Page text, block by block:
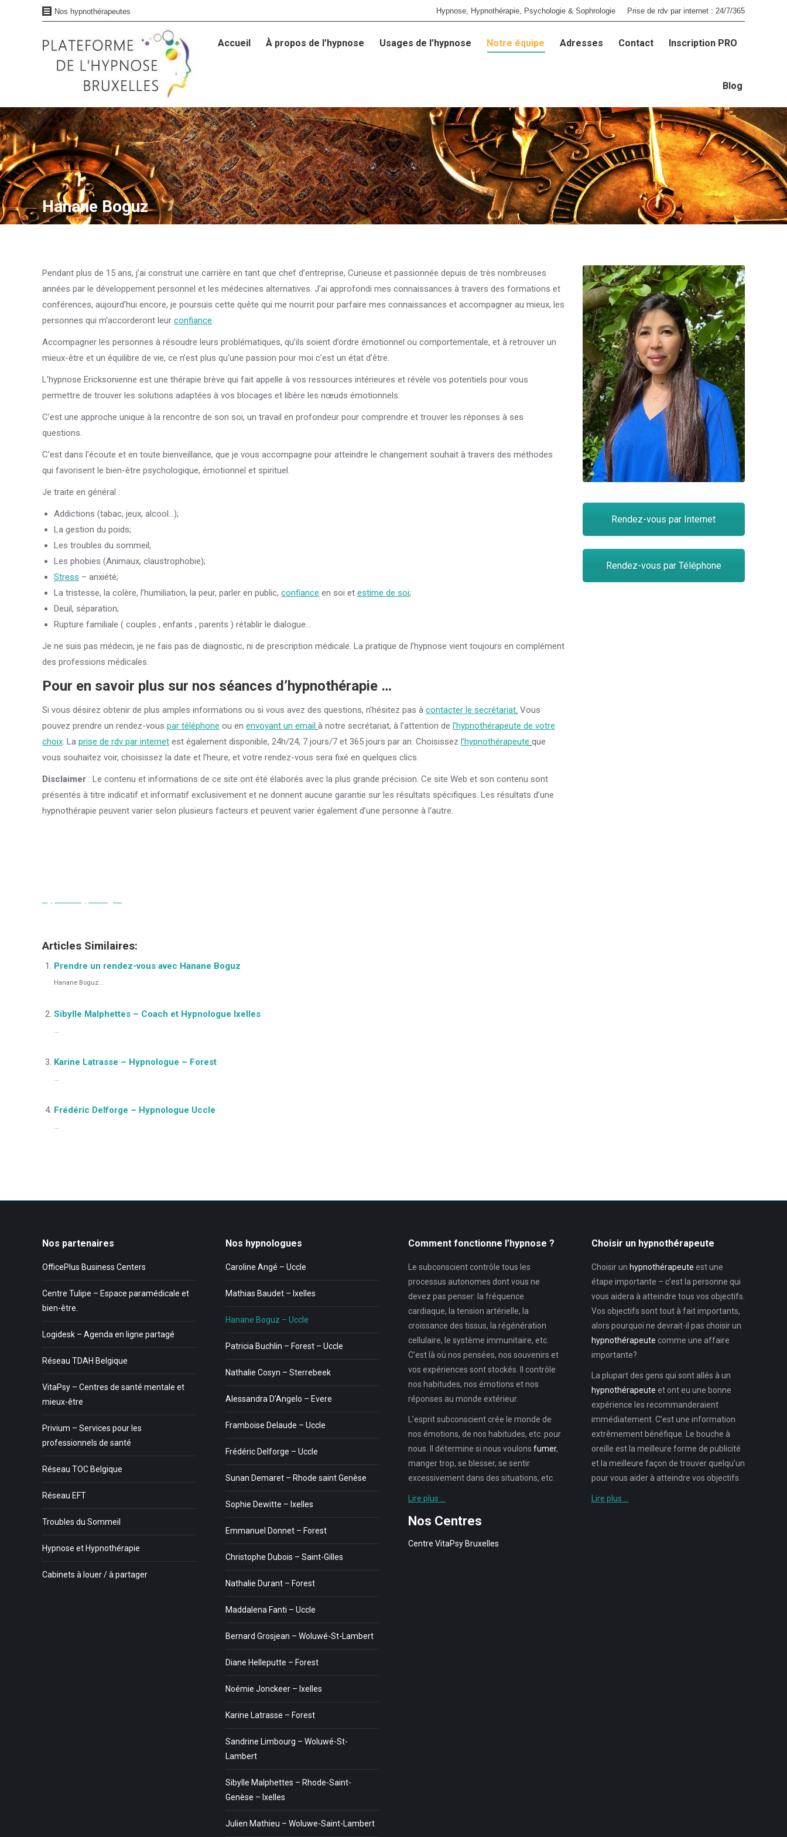
Nos hypnothérapeutes Hypnose, Hypnothérapie, Psychologie & Sophrologie Prise de rdv par internet : 24/7/365
Accueil À propos de l’hypnose Usages de l’hypnose Notre équipe Adresses Contact Inscription PRO
Blog
Hanane Boguz
Pendant plus de 15 ans, j’ai construit une carrière en tant que chef d’entreprise, Curieuse et passionnée depuis de très nombreuses
années par le développement personnel et les médecines alternatives. J’ai approfondi mes connaissances à travers des formations et
conférences, aujourd’hui encore, je poursuis cette quête qui me nourrit pour parfaire mes connaissances et accompagner au mieux, les
personnes qui m’accorderont leur confiance.
Accompagner les personnes à résoudre leurs problématiques, qu’ils soient d’ordre émotionnel ou comportementale, et à retrouver un
mieux-être et un équilibre de vie, ce n’est plus qu’une passion pour moi c’est un état d’être.
L’hypnose Ericksonienne est une thérapie brève qui fait appelle à vos ressources intérieures et révèle vos potentiels pour vous
permettre de trouver les solutions adaptées à vos blocages et libère les nœuds émotionnels.
C’est une approche unique à la rencontre de son soi, un travail en profondeur pour comprendre et trouver les réponses à ses
questions.
C’est dans l’écoute et en toute bienveillance, que je vous accompagne pour atteindre le changement souhait à travers des méthodes
qui favorisent le bien-être psychologique, émotionnel et spirituel.
Je traite en général :
Addictions (tabac, jeux, alcool…);
La gestion du poids;
Les troubles du sommeil;
Les phobies (Animaux, claustrophobie);
Stress – anxiété;
La tristesse, la colère, l’humiliation, la peur, parler en public, confiance en soi et estime de soi;
Deuil, séparation;
Rupture familiale ( couples , enfants , parents ) rétablir le dialogue…
Je ne suis pas médecin, je ne fais pas de diagnostic, ni de prescription médicale. La pratique de l’hypnose vient toujours en complément
des professions médicales.
Pour en savoir plus sur nos séances d’hypnothérapie …
Si vous désirez obtenir de plus amples informations ou si vous avez des questions, n’hésitez pas à contacter le secrétariat. Vous
pouvez prendre un rendez-vous par téléphone ou en envoyant un email à notre secrétariat, à l’attention de l’hypnothérapeute de votre
choix. La prise de rdv par internet est également disponible, 24h/24, 7 jours/7 et 365 jours par an. Choisissez l’hypnothérapeute que
vous souhaitez voir, choisissez la date et l’heure, et votre rendez-vous sera fixé en quelques clics.
Disclaimer : Le contenu et informations de ce site ont été élaborés avec la plus grande précision. Ce site Web et son contenu sont
présentés à titre indicatif et informatif exclusivement et ne donnent aucune garantie sur les résultats spécifiques. Les résultats d’une
hypnothérapie peuvent varier selon plusieurs facteurs et peuvent varier également d’une personne à l’autre.
Rendez-vous par Internet
Rendez-vous par Téléphone
Articles Similaires:
Prendre un rendez-vous avec Hanane Boguz
Hanane Boguz...
Sibylle Malphettes – Coach et Hypnologue Ixelles
...
Karine Latrasse – Hypnologue – Forest
...
Frédéric Delforge – Hypnologue Uccle
...
Nos partenaires
OfficePlus Business Centers
Centre Tulipe – Espace paramédicale et
bien-être.
Logidesk – Agenda en ligne partagé
Réseau TDAH Belgique
VitaPsy – Centres de santé mentale et
mieux-être
Privium – Services pour les
professionnels de santé
Réseau TOC Belgique
Réseau EFT
Troubles du Sommeil
Hypnose et Hypnothérapie
Cabinets à louer / à partager
Nos hypnologues
Caroline Angé – Uccle
Mathias Baudet – Ixelles
Hanane Boguz – Uccle
Patricia Buchlin – Forest – Uccle
Nathalie Cosyn – Sterrebeek
Alessandra D’Angelo – Evere
Framboise Delaude – Uccle
Frédéric Delforge – Uccle
Sunan Demaret – Rhode saint Genèse
Sophie Dewitte – Ixelles
Emmanuel Donnet – Forest
Christophe Dubois – Saint-Gilles
Nathalie Durant – Forest
Maddalena Fanti – Uccle
Bernard Grosjean – Woluwé-St-Lambert
Diane Helleputte – Forest
Noémie Jonckeer – Ixelles
Karine Latrasse – Forest
Sandrine Limbourg – Woluwé-St-
Lambert
Sibylle Malphettes – Rhode-Saint-
Genèse – Ixelles
Julien Mathieu – Woluwe-Saint-Lambert
Comment fonctionne l’hypnose ?
Le subconscient contrôle tous les
processus autonomes dont vous ne
devez pas penser: la fréquence
cardiaque, la tension artérielle, la
croissance des tissus, la régénération
cellulaire, le système immunitaire, etc.
C’est là où nos pensées, nos souvenirs et
vos expériences sont stockés. Il contrôle
nos habitudes, nos émotions et nos
réponses au monde extérieur.
L’esprit subconscient crée le monde de
nos émotions, de nos habitudes, etc. pour
nous. Il détermine si nous voulons fumer,
manger trop, se blesser, se sentir
excessivement dans des situations, etc.
Lire plus …
Nos Centres
Centre VitaPsy Bruxelles
Choisir un hypnothérapeute
Choisir un hypnothérapeute est une
étape importante – c’est la personne qui
vous aidera à atteindre tous vos objectifs.
Vos objectifs sont tout à fait importants,
alors pourquoi ne devrait-il pas choisir un
hypnothérapeute comme une affaire
importante?
La plupart des gens qui sont allés à un
hypnothérapeute et ont eu une bonne
expérience les recommanderaient
immédiatement. C’est une information
extrêmement bénéfique. Le bouche à
oreille est la meilleure forme de publicité
et la meilleure façon de trouver quelqu’un
pour vous aider à atteindre vos objectifs.
Lire plus …
Accueil À propos de l’hypnose Usages de l’hypnose Notre équipe Adresses Contact Inscription PRO